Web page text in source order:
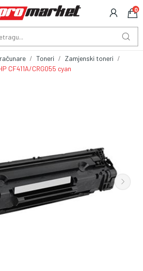
0
Toneri
Zamjenski toneri
CF411A/CRG055 cyan